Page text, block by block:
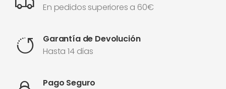
En pedidos superiores a 60€
Garantía de Devolución
Hasta 14 días
Pago Seguro